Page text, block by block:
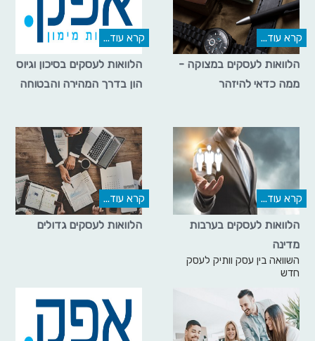
קרא עוד...
הלוואות לעסקים במצוקה -
ממה כדאי להיזהר
קרא עוד...
הלוואות לעסקים בסיכון וגיוס
הון בדרך המהירה והבטוחה
קרא עוד...
הלוואות לעסקים בערבות
מדינה
השוואה בין עסק וותיק לעסק
חדש
קרא עוד...
הלוואות לעסקים גדולים